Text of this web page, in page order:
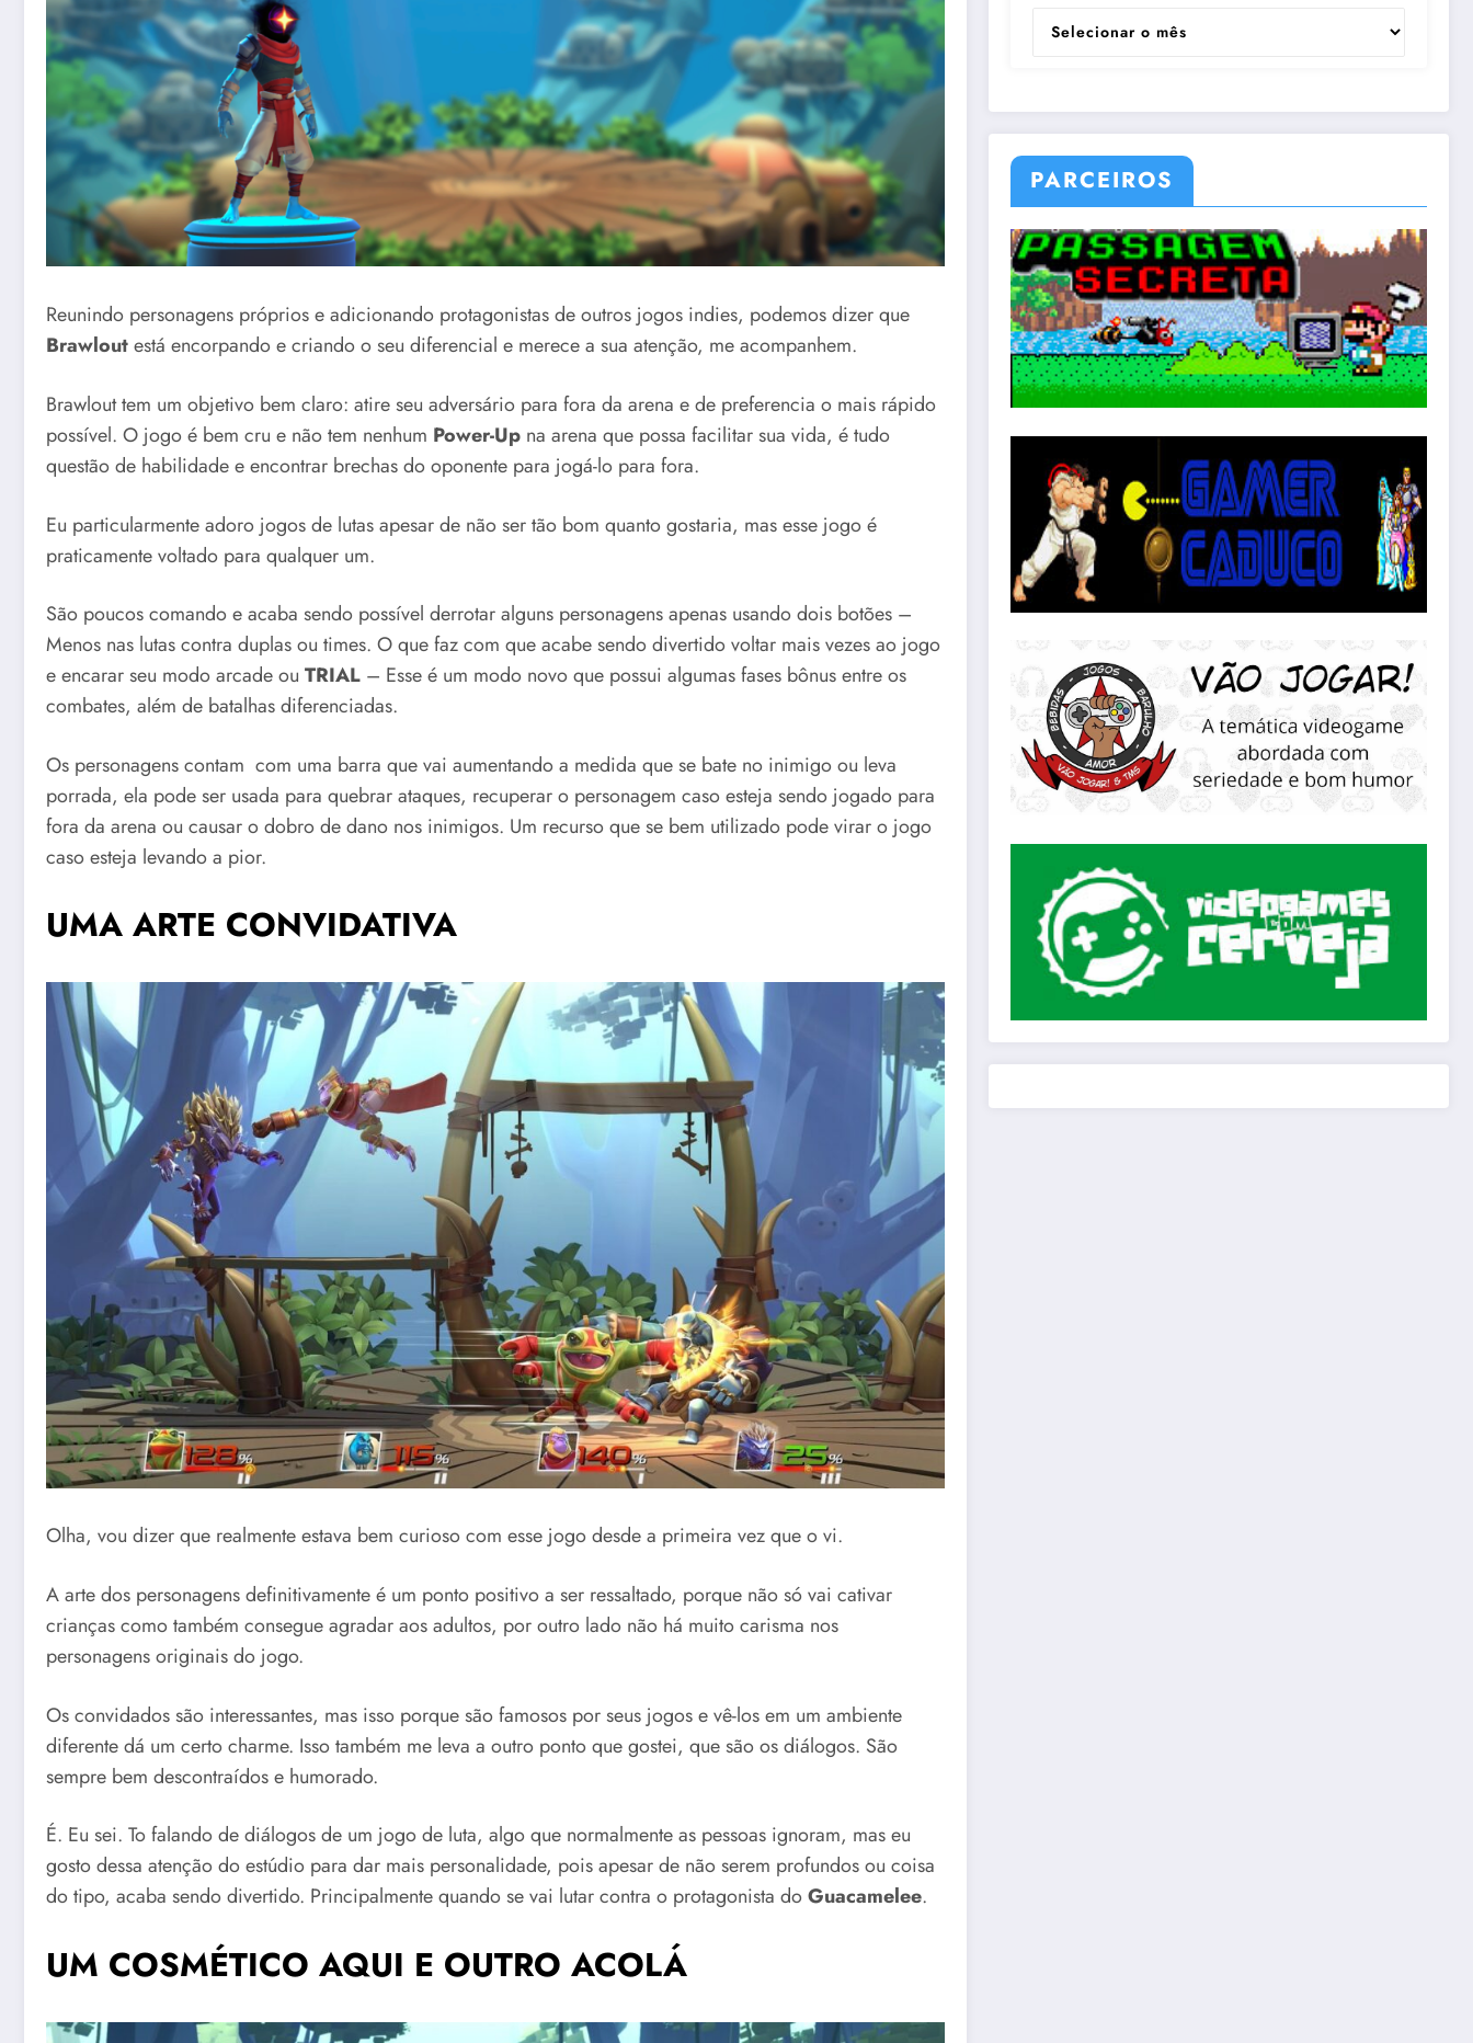
Reunindo personagens próprios e adicionando protagonistas de outros jogos indies, podemos dizer que
Brawloutestá encorpando e criando o seu diferencial e merece a sua atenção, me acompanhem.
Brawlout tem um objetivo bem claro: atire seu adversário para fora da arena e de preferencia o mais rápido
possível. O jogo é bem cru e não tem nenhum Power-Up na arena que possa facilitar sua vida, é tudo
questão de habilidade e encontrar brechas do oponente para jogá-lo para fora.
Eu particularmente adoro jogos de lutas apesar de não ser tão bom quanto gostaria, mas esse jogo é
praticamente voltado para qualquer um.
São poucos comando e acaba sendo possível derrotar alguns personagens apenas usando dois botões –
Menos nas lutas contra duplas ou times. O que faz com que acabe sendo divertido voltar mais vezes ao jogo
e encarar seu modo arcade ou TRIAL – Esse é um modo novo que possui algumas fases bônus entre os
combates, além de batalhas diferenciadas.
Os personagens contam com uma barra que vai aumentando a medida que se bate no inimigo ou leva
porrada, ela pode ser usada para quebrar ataques, recuperar o personagem caso esteja sendo jogado para
fora da arena ou causar o dobro de dano nos inimigos. Um recurso que se bem utilizado pode virar o jogo
caso esteja levando a pior.
UMA ARTE CONVIDATIVA
Olha, vou dizer que realmente estava bem curioso com esse jogo desde a primeira vez que o vi.
A arte dos personagens definitivamente é um ponto positivo a ser ressaltado, porque não só vai cativar
crianças como também consegue agradar aos adultos, por outro lado não há muito carisma nos
personagens originais do jogo.
Os convidados são interessantes, mas isso porque são famosos por seus jogos e vê-los em um ambiente
diferente dá um certo charme. Isso também me leva a outro ponto que gostei, que são os diálogos. São
sempre bem descontraídos e humorado.
É. Eu sei. To falando de diálogos de um jogo de luta, algo que normalmente as pessoas ignoram, mas eu
gosto dessa atenção do estúdio para dar mais personalidade, pois apesar de não serem profundos ou coisa
do tipo, acaba sendo divertido. Principalmente quando se vai lutar contra o protagonista doGuacamelee.
UM COSMÉTICO AQUI E OUTRO ACOLÁ
ARQUIVOS
PARCEIROS